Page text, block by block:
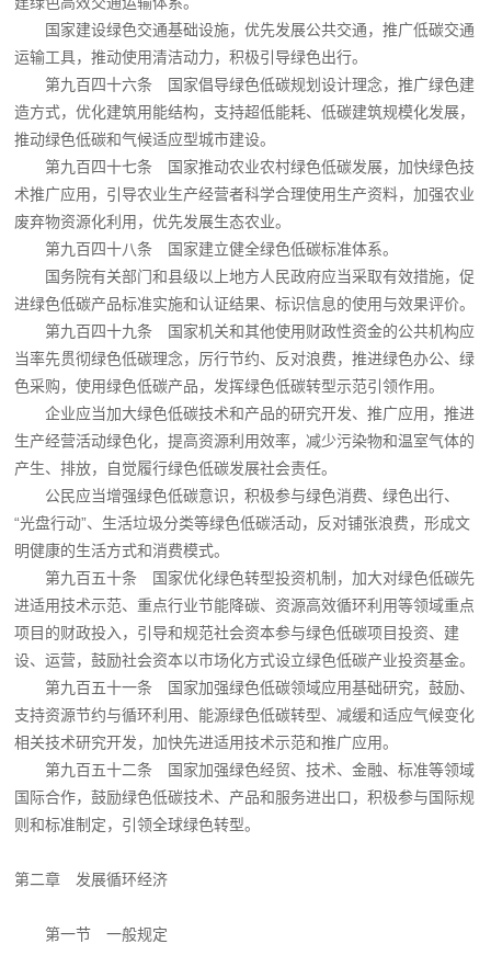
国家建设绿色交通基础设施，优先发展公共交通，推广低碳交通
运输工具，推动使用清洁动力，积极引导绿色出行。
第九百四十六条 国家倡导绿色低碳规划设计理念，推广绿色建
造方式，优化建筑用能结构，支持超低能耗、低碳建筑规模化发展，
推动绿色低碳和气候适应型城市建设。
第九百四十七条 国家推动农业农村绿色低碳发展，加快绿色技
术推广应用，引导农业生产经营者科学合理使用生产资料，加强农业
废弃物资源化利用，优先发展生态农业。
第九百四十八条 国家建立健全绿色低碳标准体系。
国务院有关部门和县级以上地方人民政府应当采取有效措施，促
进绿色低碳产品标准实施和认证结果、标识信息的使用与效果评价。
第九百四十九条 国家机关和其他使用财政性资金的公共机构应
当率先贯彻绿色低碳理念，厉行节约、反对浪费，推进绿色办公、绿
色采购，使用绿色低碳产品，发挥绿色低碳转型示范引领作用。
企业应当加大绿色低碳技术和产品的研究开发、推广应用，推进
生产经营活动绿色化，提高资源利用效率，减少污染物和温室气体的
产生、排放，自觉履行绿色低碳发展社会责任。
公民应当增强绿色低碳意识，积极参与绿色消费、绿色出行、
“光盘行动”、生活垃圾分类等绿色低碳活动，反对铺张浪费，形成文
明健康的生活方式和消费模式。
第九百五十条 国家优化绿色转型投资机制，加大对绿色低碳先
进适用技术示范、重点行业节能降碳、资源高效循环利用等领域重点
项目的财政投入，引导和规范社会资本参与绿色低碳项目投资、建
设、运营，鼓励社会资本以市场化方式设立绿色低碳产业投资基金。
第九百五十一条 国家加强绿色低碳领域应用基础研究，鼓励、
支持资源节约与循环利用、能源绿色低碳转型、减缓和适应气候变化
相关技术研究开发，加快先进适用技术示范和推广应用。
第九百五十二条 国家加强绿色经贸、技术、金融、标准等领域
国际合作，鼓励绿色低碳技术、产品和服务进出口，积极参与国际规
则和标准制定，引领全球绿色转型。
第二章 发展循环经济
第一节 一般规定